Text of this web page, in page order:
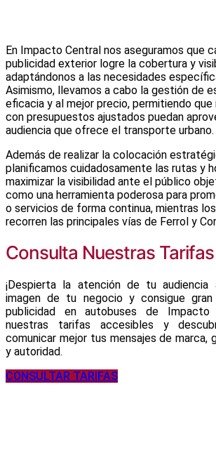
En Impacto Central nos aseguramos que
publicidad exterior logre la cobertura y
adaptándonos a las necesidades
Asimismo, llevamos a cabo la gestión de
eficacia y al mejor precio, permitiendo que
con presupuestos ajustados puedan
audiencia que ofrece el transporte urbano.
Además de realizar la colocación
planificamos cuidadosamente las rutas y
maximizar la visibilidad ante el público
como una herramienta poderosa para
o servicios de forma continua, mientras
recorren las principales vías de Ferrol y
Consulta Nuestras Tarifas
¡Despierta la atención de tu audiencia
imagen de tu negocio y consigue
publicidad en autobuses de Impacto
nuestras tarifas accesibles y
comunicar mejor tus mensajes de marca,
y autoridad.
CONSULTAR TARIFAS